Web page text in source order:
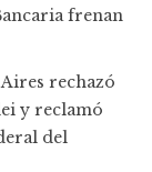
frenan
rechazó
y reclamó
del